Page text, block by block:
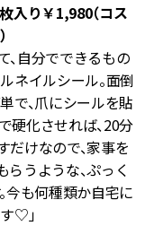
入り￥1,980（コス
、自分でできるもの
ネイルシール。面倒
で、爪にシールを貼
硬化させれば、20分
だけなので、家事を
らうような、ぷっく
今も何種類か自宅に
♡」